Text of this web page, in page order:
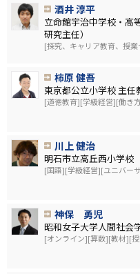
酒井 淳平
立命館宇治中学校・高
研究主任）
[探究、キャリア教育、授
柿原 健吾
東京都公立小学校 主任
[道徳教育][学級経営][働き
川上 健治
明石市立高丘西小学
[国語][学級経営][ユニバー
神保 勇児
昭和女子大学人間社会
[オンライン][算数][教材][